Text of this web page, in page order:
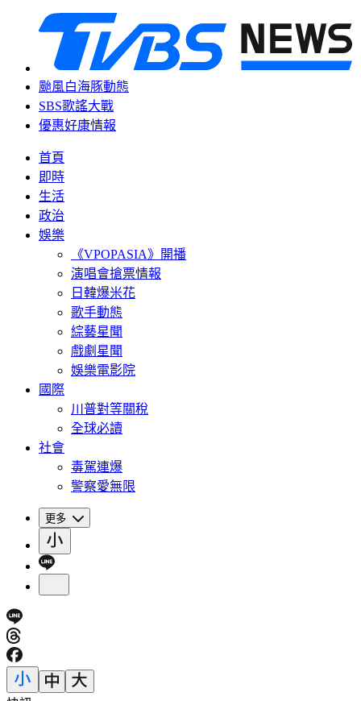
颱風白海豚動態
SBS歌謠大戰
優惠好康情報
首頁
即時
生活
政治
娛樂
《VPOPASIA》開播
演唱會搶票情報
日韓爆米花
歌手動態
綜藝星聞
戲劇星聞
娛樂電影院
國際
川普對等關稅
全球必讀
社會
毒駕連爆
警察愛無限
更多